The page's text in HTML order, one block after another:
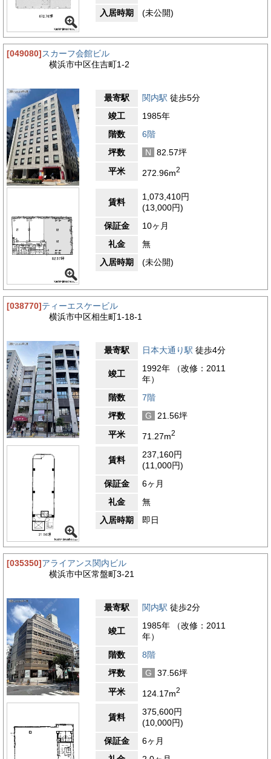
入居時期
(未公開)
[049080]スカーフ会館ビル
横浜市中区住吉町1-2
最寄駅 関内駅 徒歩5分
竣工
1985年
階数
6階
坪数
N
82.57坪
平米
272.96m2
賃料
1,073,410円
(13,000円)
保証金
10ヶ月
礼金
無
入居時期
(未公開)
[038770]ティーエスケービル
横浜市中区相生町1-18-1
最寄駅 日本大通り駅 徒歩4分
竣工
1992年 （改修：2011
年）
階数
7階
坪数
G
21.56坪
平米
71.27m2
賃料
237,160円
(11,000円)
保証金
6ヶ月
礼金
無
入居時期
即日
[035350]アライアンス関内ビル
横浜市中区常盤町3-21
最寄駅 関内駅 徒歩2分
竣工
1985年 （改修：2011
年）
階数
8階
坪数
G
37.56坪
平米
124.17m2
賃料
375,600円
(10,000円)
保証金
6ヶ月